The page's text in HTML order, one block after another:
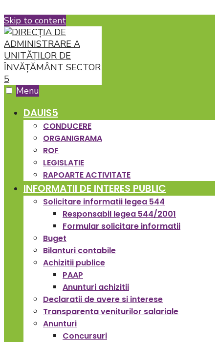
Skip to content
Menu
DAUIS5
CONDUCERE
ORGANIGRAMA
ROF
LEGISLATIE
RAPOARTE ACTIVITATE
INFORMATII DE INTERES PUBLIC
Solicitare informatii legea 544
Responsabil legea 544/2001
Formular solicitare informatii
Buget
Bilanturi contabile
Achizitii publice
PAAP
Anunturi achizitii
Declaratii de avere si interese
Transparenta veniturilor salariale
Anunturi
Concursuri